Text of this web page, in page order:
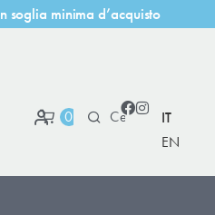
n soglia minima d’acquisto
0
IT
EN